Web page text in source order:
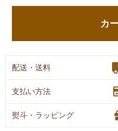
カ
配送・送料
支払い方法
熨斗・ラッピング